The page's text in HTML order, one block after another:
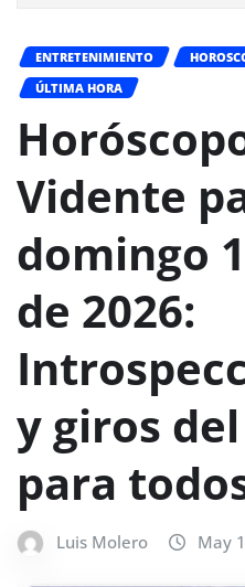
ENTRETENIMIENTO
ÚLTIMA HORA
Vidente
domingo
de 2026:
y giros
para
Luis Molero May